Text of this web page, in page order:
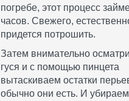
погребе, этот процесс
часов. Свежего,
придется потрошить.
Затем внимательно
гуся и с помощью пинцета
вытаскиваем остатки
обычно они есть. И